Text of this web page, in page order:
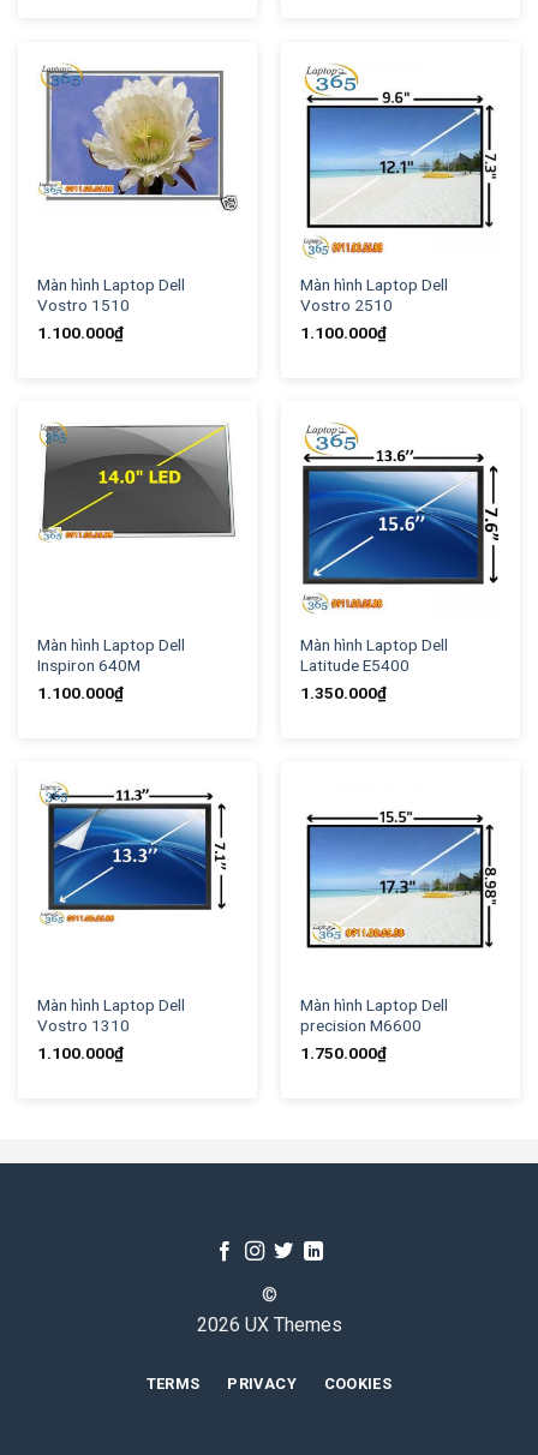
Màn hình Laptop Dell
Vostro 1510
1.100.000₫
Màn hình Laptop Dell
Vostro 2510
1.100.000₫
Màn hình Laptop Dell
Inspiron 640M
1.100.000₫
Màn hình Laptop Dell
Latitude E5400
1.350.000₫
Màn hình Laptop Dell
Vostro 1310
1.100.000₫
Màn hình Laptop Dell
precision M6600
1.750.000₫
©
2026 UX Themes
TERMS PRIVACY COOKIES